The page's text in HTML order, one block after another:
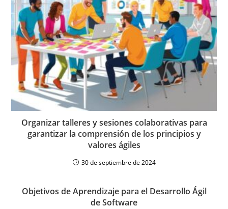
Organizar talleres y sesiones colaborativas para
garantizar la comprensión de los principios y
valores ágiles
30 de septiembre de 2024
Objetivos de Aprendizaje para el Desarrollo Ágil
de Software